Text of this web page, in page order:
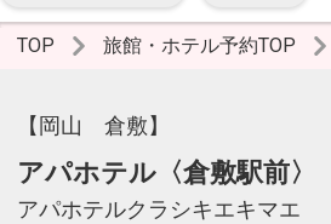
TOP 旅館・ホテル予約TOP
【岡山 倉敷】
アパホテル〈倉敷駅前〉
アパホテルクラシキエキマエ